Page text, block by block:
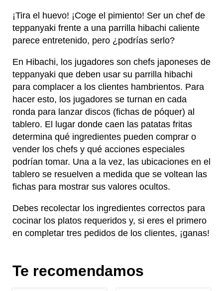
¡Tira el huevo! ¡Coge el pimiento! Ser un chef de
teppanyaki frente a una parrilla hibachi caliente
parece entretenido, pero ¿podrías serlo?
En Hibachi, los jugadores son chefs japoneses de
teppanyaki que deben usar su parrilla hibachi
para complacer a los clientes hambrientos. Para
hacer esto, los jugadores se turnan en cada
ronda para lanzar discos (fichas de póquer) al
tablero. El lugar donde caen las patatas fritas
determina qué ingredientes pueden comprar o
vender los chefs y qué acciones especiales
podrían tomar. Una a la vez, las ubicaciones en el
tablero se resuelven a medida que se voltean las
fichas para mostrar sus valores ocultos.
Debes recolectar los ingredientes correctos para
cocinar los platos requeridos y, si eres el primero
en completar tres pedidos de los clientes, ¡ganas!
Te recomendamos